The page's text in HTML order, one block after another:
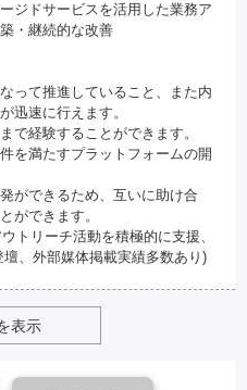
ジドサービスを活用した業務ア
・継続的な改善
って推進していること、また内
迅速に行えます。
で経験することができます。
を満たすプラットフォームの開
ができるため、互いに助け合
ができます。
トリーチ活動を積極的に支援、
、外部媒体掲載実績多数あり)
表示